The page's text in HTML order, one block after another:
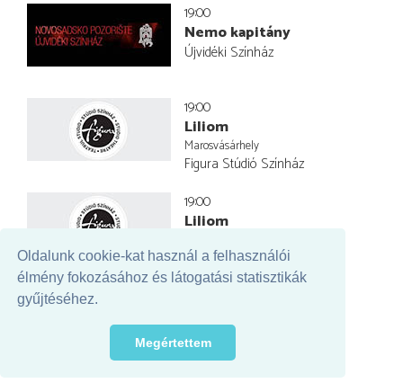
Oldalunk cookie-kat használ a felhasználói
élmény fokozásához és látogatási statisztikák
gyűjtéséhez.
Megértettem
19:00
Nemo kapitány
Újvidéki Színház
19:00
Liliom
Marosvásárhely
Figura Stúdió Színház
19:00
Liliom
Háromszék Táncstúdió
Krakow Dance Theatre